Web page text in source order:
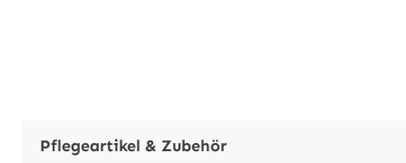
Pflegeartikel & Zubehör